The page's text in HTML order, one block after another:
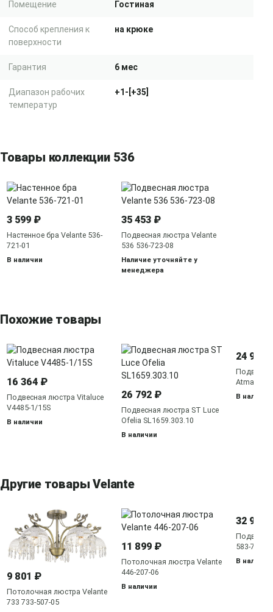
Помещение Гостиная
Способ крепления к
поверхности
на крюке
Гарантия 6 мес
Диапазон рабочих
температур
+1-[+35]
Товары коллекции 536
3 599 ₽
Настенное бра Velante 536-
721-01
В наличии
35 453 ₽
Подвесная люстра Velante
536 536-723-08
Наличие уточняйте у
менеджера
Похожие товары
16 364 ₽
Подвесная люстра Vitaluce
V4485-1/15S
В наличии
26 792 ₽
Подвесная люстра ST Luce
Ofelia SL1659.303.10
В наличии
24 990
Atman
В наличии
Другие товары Velante
9 801 ₽
Потолочная люстра Velante
733 733-507-05
11 899 ₽
Потолочная люстра Velante
446-207-06
В наличии
32 919
583-703-03
В наличии